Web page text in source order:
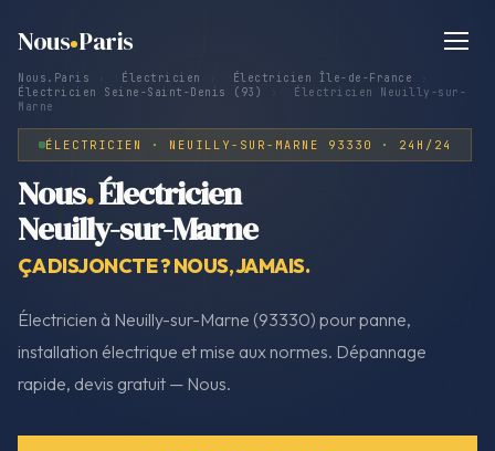
Nous Paris
Nous.Paris Électricien Électricien Île-de-France
Électricien Seine-Saint-Denis (93)
Électricien Neuilly-sur-
Marne
ÉLECTRICIEN · NEUILLY-SUR-MARNE 93330 · 24H/24
Nous.Électricien
Neuilly-sur-Marne
ÇA DISJONCTE ? NOUS, JAMAIS.
Électricien à Neuilly-sur-Marne (93330) pour panne,
installation électrique et mise aux normes. Dépannage
rapide, devis gratuit — Nous.